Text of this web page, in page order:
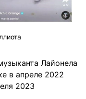
Лайонела
в апреле 2022
2023